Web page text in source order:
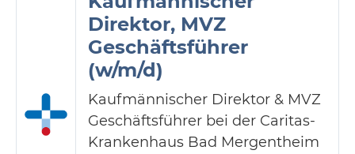
Direktor, MVZ
Geschäftsführer
(w/m/d)
Kaufmännischer Direktor & MVZ
Geschäftsführer bei der Caritas-
Krankenhaus Bad Mergentheim